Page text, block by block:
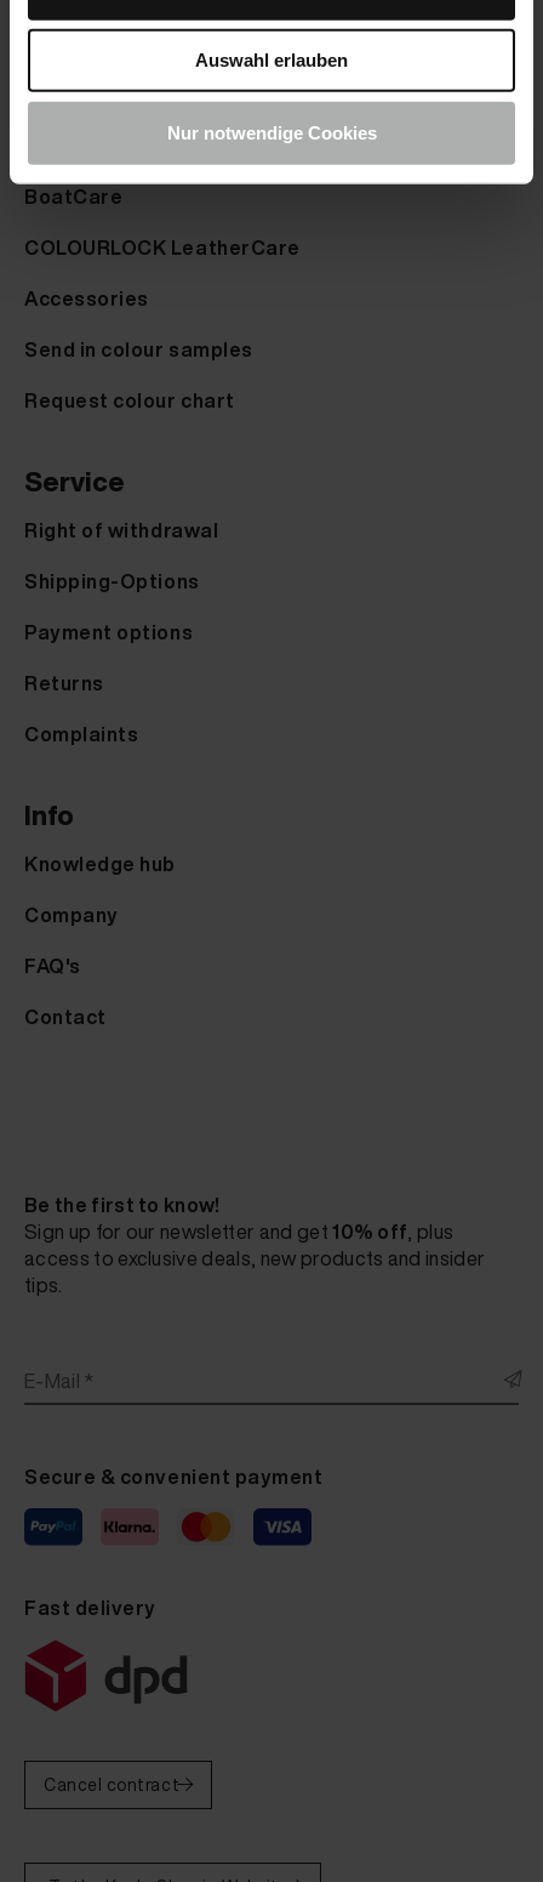
Auswahl erlauben
Nur notwendige Cookies
Products
BoatCare
COLOURLOCK LeatherCare
Accessories
Send in colour samples
Request colour chart
Service
Right of withdrawal
Shipping-Options
Payment options
Returns
Complaints
Info
Knowledge hub
Company
FAQ's
Contact
Be the first to know!
Sign up for our newsletter and get10% off, plus
access to exclusive deals, new products and insider
tips.
E-Mail *
Secure & convenient payment
Fast delivery
Cancel contract